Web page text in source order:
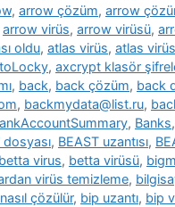
, arrow çözüm, arrow
arrow virüs, arrow virüsü,
oldu, atlas virüs, atlas
, axcrypt klasör
, back, back çözüm, back
, backmydata@list.ru,
, Banks,
dosyası, BEAST uzantısı,
betta virus, betta virüsü,
virüs temizleme,
çözülür, bip uzantı, bip